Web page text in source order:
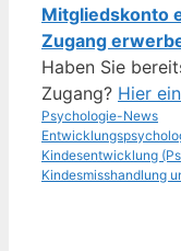
Mitgliedskonto
Zugang
Haben Sie
Zugang? Hier
Kategorien
Psychologie-News
Kindesentwicklung
Kindesmisshandlung